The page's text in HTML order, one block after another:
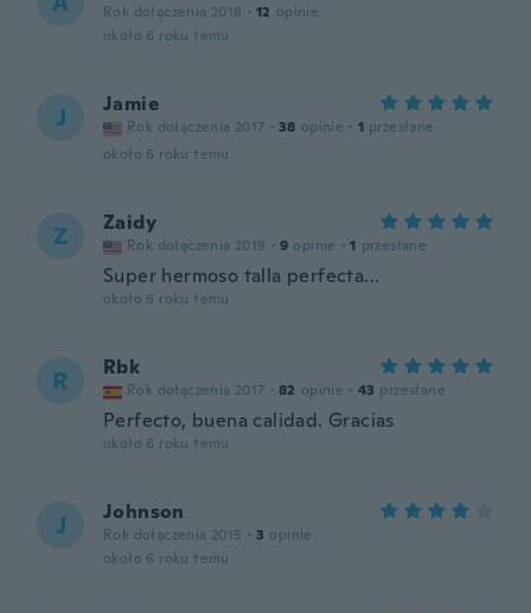
Rok dołączenia 2018 · 12 opinie
około 6 roku temu
J Jamie
Rok dołączenia 2017 · 38 opinie · 1 przesłane
około 6 roku temu
Z Zaidy
Rok dołączenia 2019 · 9 opinie · 1 przesłane
Super hermoso talla perfecta...
około 6 roku temu
R Rbk
Rok dołączenia 2017 · 82 opinie · 43 przesłane
Perfecto, buena calidad. Gracias
około 6 roku temu
J Johnson
Rok dołączenia 2015 · 3 opinie
około 6 roku temu